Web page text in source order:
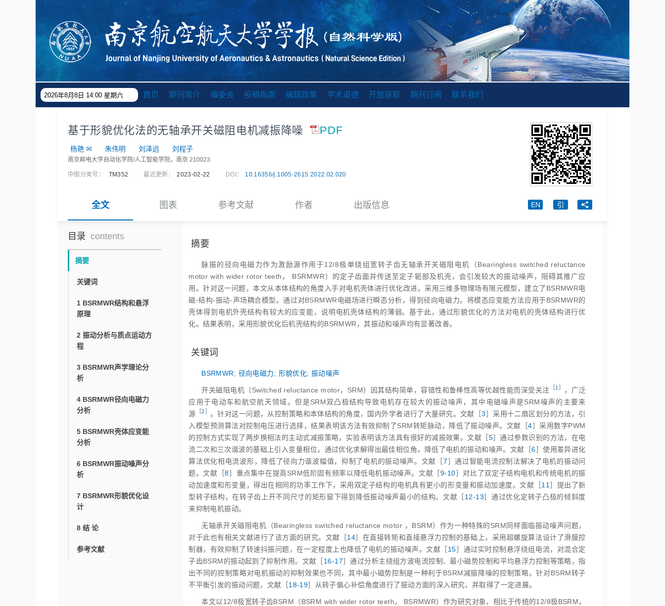
2026年8月8日 14:00 星期六 首页 期刊简介 编委会 投稿指南 编辑政策 学术道德 开放获取 期刊订阅 联系我们
基于形貌优化法的无轴承开关磁阻电机减振降噪 PDF
杨艳 ✉ 朱伟明 刘泽远 刘程子
南京邮电大学自动化学院/人工智能学院，南京 210023
中图分类号： TM352 最近更新： 2023-02-22 DOI： 10.16356/j.1005-2615.2022.02.020
全文 图表 参考文献 作者 出版信息 EN 引
目录 contents
摘要
关键词
1 BSRMWR结构和悬浮
原理
2 振动分析与质点运动方
程
3 BSRMWR声学理论分
析
4 BSRMWR径向电磁力
分析
5 BSRMWR壳体应变能
分析
6 BSRMWR振动噪声分
析
7 BSRMWR形貌优化设
计
8 结 论
参考文献
摘要
脉振的径向电磁力作为激励源作用于12/8极单绕组宽转子齿无轴承开关磁阻电机（Bearingless switched reluctance
motor with wider rotor teeth， BSRMWR）的定子齿面并传送至定子轭部及机壳，会引发较大的振动噪声，阻碍其推广应
用。针对这一问题，本文从本体结构的角度入手对电机壳体进行优化改进。采用三维多物理场有限元模型，建立了BSRMWR电
磁‑结构‑振动‑声场耦合模型。通过对BSRMWR电磁场进行瞬态分析，得到径向电磁力。将模态应变能方法应用于BSRMWR的
壳体得到电机外壳结构有较大的应变能，说明电机壳体结构的薄弱。基于此，通过形貌优化的方法对电机的壳体结构进行优
化。结果表明，采用形貌优化后机壳结构的BSRMWR，其振动和噪声均有显著改善。
关键词
BSRMWR; 径向电磁力; 形貌优化;振动噪声
开关磁阻电机（Switched reluctance motor，SRM）因其结构简单，容错性和鲁棒性高等优越性能而深受关注 1
，广泛
应用于电动车和航空航天领域。但是SRM双凸极结构导致电机存在较大的振动噪声，其中电磁噪声是SRM噪声的主要来
源 ［2 。针对这一问题，从控制策略和本体结构的角度，国内外学者进行了大量研究。文献［3］采用十二扇区划分的方法，引
入模型预测算法对控制电压进行选择，结果表明该方法有效抑制了SRM转矩脉动，降低了振动噪声。文献［4］采用数字PWM
的控制方式实现了两步换相法的主动式减振策略，实验表明该方法具有很好的减振效果。文献［ 5］通过参数识别的方法，在电
流二次和三次谐波的基础上引入变量相位，通过优化求解得出最佳相位角，降低了电机的振动和噪声。文献［6］使用差异进化
算法优化相电流波形，降低了径向力谐波幅值，抑制了电机的振动噪声。文献［ 7］通过智能电流控制法解决了电机的振动问
题。文献［8］重点集中在提高SRM低阶固有频率以降低电机振动噪声。文献［ 9‑10］对比了双定子结构电机和传统电机的振
动加速度和形变量，得出在相同的功率工作下，采用双定子结构的电机具有更小的形变量和振动加速度。文献［ 11］提出了新
型转子结构，在转子齿上开不同尺寸的矩形窗下得到降低振动噪声最小的结构。文献［ 12‑13］通过优化定转子凸极的倾斜度
来抑制电机振动。
无轴承开关磁阻电机（Bearingless switched reluctance motor ，BSRM）作为一种特殊的SRM同样面临振动噪声问题，
对于此也有相关文献进行了该方面的研究。文献［ 14］在直接转矩和直接悬浮力控制的基础上，采用超螺旋算法设计了滑膜控
制器，有效抑制了转速抖振问题，在一定程度上也降低了电机的振动噪声。文献［ 15］通过实时控制悬浮绕组电流，对混合定
子齿BSRM的振动起到了抑制作用。文献［ 16‑17］通过分析主绕组方波电流控制、最小磁势控制和平均悬浮力控制等策略，指
出不同的控制策略对电机振动的抑制效果也不同，其中最小磁势控制是一种利于BSRM减振降噪的控制策略。针对BSRM转子
不平衡引发的振动问题，文献［ 18‑19］从转子偏心补偿角度进行了振动方面的深入研究，并取得了一定进展。
本文以12/8极宽转子齿BSRM（BSRM with wider rotor teeth， BSRMWR）作为研究对象，相比于传统的12/8极BSRM，